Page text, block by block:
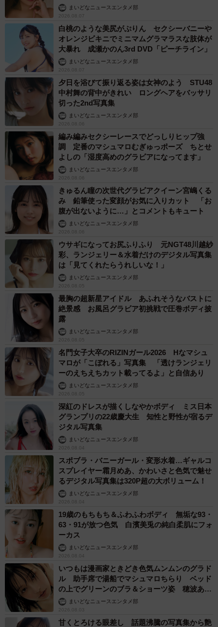
ています」「いくつになっても理想の身体でい
たい」
まいどなニュースエンタメ部
2026.08.07
白桃のような美尻がぷりん セクシーバニーや
オレンジビキニでミニマムグラマラスな肢体が
大暴れ 成瀬かのん3rd DVD「ピーチライン」
まいどなニュースエンタメ部
2026.08.07
夕日を浴びて振り返る姿は女神のよう STU48
中村舞の背中がきれい ロングヘアをバッサリ
切った2nd写真集
まいどなニュースエンタメ部
2026.08.06
編み編みセクシーレースでどっしりヒップ強
調 定番のマシュマロむぎゅっポーズ ちとせ
よしの「湿度高めのグラビアになってます」
まいどなニュースエンタメ部
2026.08.06
きゅるん瞳の次世代グラビアクイーン宮嶋くる
み 鉛筆使った変顔がお気に入りカット 「お
腹が出ないように…」とコメントもキュート
まいどなニュースエンタメ部
2026.08.06
ウサギになってお尻ふりふり 元NGT48川越紗
彩、ランジェリー＆水着だけのデジタル写真集
は「見てくれたらうれしいな！」
まいどなニュースエンタメ部
2026.08.05
最胸の超新星アイドル あふれそうなバストに
絶景感 お風呂グラビア初挑戦で圧巻ボディ披
露
まいどなニュースエンタメ部
2026.08.05
名門女子大卒のRIZINガール2026 Hなマシュ
マロが「こぼれる」写真集 「透けランジェリ
ーのえちえちカット載ってるよ」と自信あり
まいどなニュースエンタメ部
2026.08.05
深紅のドレスが描くしなやかボディ ミス日本
グランプリの22歳慶大生 知性と野性が宿るデ
ジタル写真集
まいどなニュースエンタメ部
2026.08.04
スポブラ・バニーガール・変形水着…ギャルコ
スプレイヤー霜月めあ、かわいさと色気で魅せ
るデジタル写真集は320P超の大ボリューム！
まいどなニュースエンタメ部
2026.08.04
19歳のもちもち＆ふわふわボディ 無垢な93・
63・91が放つ色気 白濱美兎の純白柔肌にフォ
ーカス
まいどなニュースエンタメ部
2026.08.04
いつもは漫画家ときどき色気ムンムンのグラド
ル 助手席で湯船でマシュマロちらり ベッド
の上でグリーンのブラ＆ショーツ姿 穂波あみ
「週刊SPA!」で魅力開放
まいどなニュースエンタメ部
2026.08.03
甘くとろける眼差し 話題沸騰の写真集から艶